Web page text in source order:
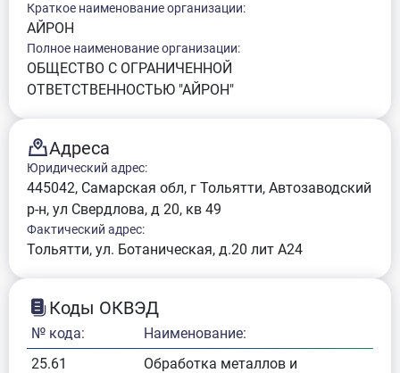
Краткое наименование организации:
АЙРОН
Полное наименование организации:
ОБЩЕСТВО С ОГРАНИЧЕННОЙ
ОТВЕТСТВЕННОСТЬЮ "АЙРОН"
Адреса
Юридический адрес:
445042, Самарская обл, г Тольятти, Автозаводский
р-н, ул Свердлова, д 20, кв 49
Фактический адрес:
Тольятти, ул. Ботаническая, д.20 лит А24
Коды ОКВЭД
№ кода:
Наименование:
25.61
Обработка металлов и